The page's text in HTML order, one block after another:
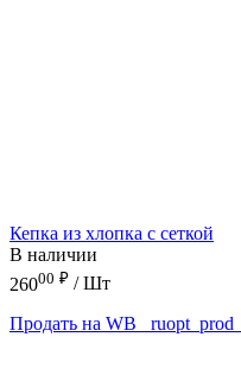
Кепка из хлопка с сеткой
В наличии
26000 ₽ / Шт
Продать на WB